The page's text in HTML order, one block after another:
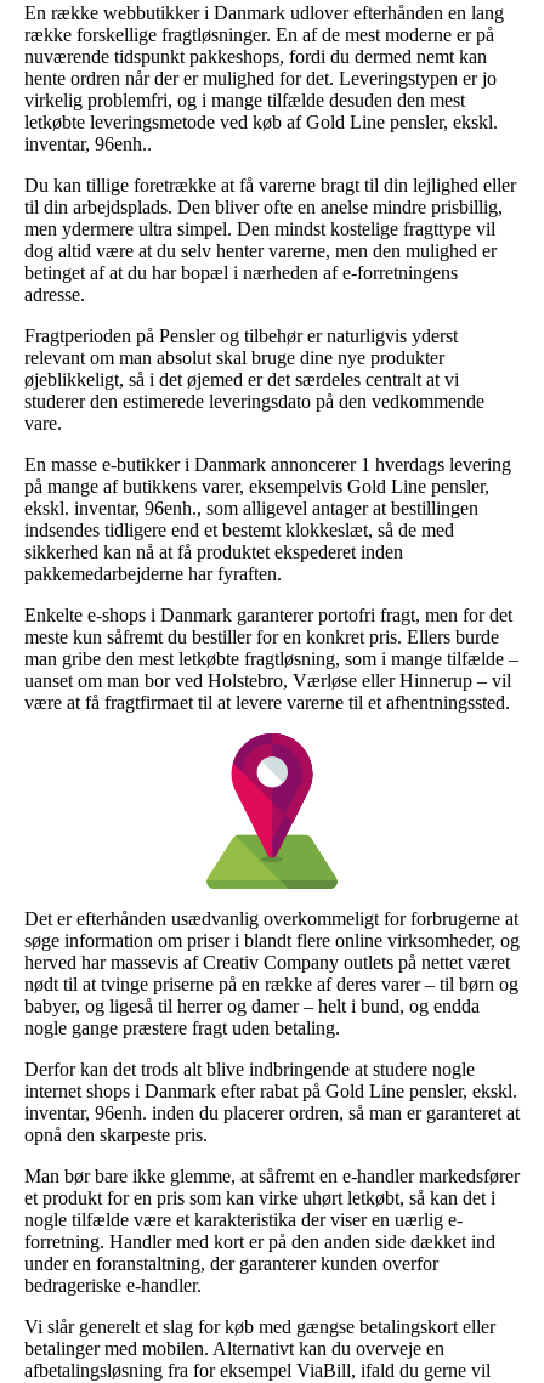
En række webbutikker i Danmark udlover efterhånden en lang
række forskellige fragtløsninger. En af de mest moderne er på
nuværende tidspunkt pakkeshops, fordi du dermed nemt kan
hente ordren når der er mulighed for det. Leveringstypen er jo
virkelig problemfri, og i mange tilfælde desuden den mest
letkøbte leveringsmetode ved køb af Gold Line pensler, ekskl.
inventar, 96enh..
Du kan tillige foretrække at få varerne bragt til din lejlighed eller
til din arbejdsplads. Den bliver ofte en anelse mindre prisbillig,
men ydermere ultra simpel. Den mindst kostelige fragttype vil
dog altid være at du selv henter varerne, men den mulighed er
betinget af at du har bopæl i nærheden af e-forretningens
adresse.
Fragtperioden på Pensler og tilbehør er naturligvis yderst
relevant om man absolut skal bruge dine nye produkter
øjeblikkeligt, så i det øjemed er det særdeles centralt at vi
studerer den estimerede leveringsdato på den vedkommende
vare.
En masse e-butikker i Danmark annoncerer 1 hverdags levering
på mange af butikkens varer, eksempelvis Gold Line pensler,
ekskl. inventar, 96enh., som alligevel antager at bestillingen
indsendes tidligere end et bestemt klokkeslæt, så de med
sikkerhed kan nå at få produktet ekspederet inden
pakkemedarbejderne har fyraften.
Enkelte e-shops i Danmark garanterer portofri fragt, men for det
meste kun såfremt du bestiller for en konkret pris. Ellers burde
man gribe den mest letkøbte fragtløsning, som i mange tilfælde –
uanset om man bor ved Holstebro, Værløse eller Hinnerup – vil
være at få fragtfirmaet til at levere varerne til et afhentningssted.
Det er efterhånden usædvanlig overkommeligt for forbrugerne at
søge information om priser i blandt flere online virksomheder, og
herved har massevis af Creativ Company outlets på nettet været
nødt til at tvinge priserne på en række af deres varer – til børn og
babyer, og ligeså til herrer og damer – helt i bund, og endda
nogle gange præstere fragt uden betaling.
Derfor kan det trods alt blive indbringende at studere nogle
internet shops i Danmark efter rabat på Gold Line pensler, ekskl.
inventar, 96enh. inden du placerer ordren, så man er garanteret at
opnå den skarpeste pris.
Man bør bare ikke glemme, at såfremt en e-handler markedsfører
et produkt for en pris som kan virke uhørt letkøbt, så kan det i
nogle tilfælde være et karakteristika der viser en uærlig e-
forretning. Handler med kort er på den anden side dækket ind
under en foranstaltning, der garanterer kunden overfor
bedrageriske e-handler.
Vi slår generelt et slag for køb med gængse betalingskort eller
betalinger med mobilen. Alternativt kan du overveje en
afbetalingsløsning fra for eksempel ViaBill, ifald du gerne vil